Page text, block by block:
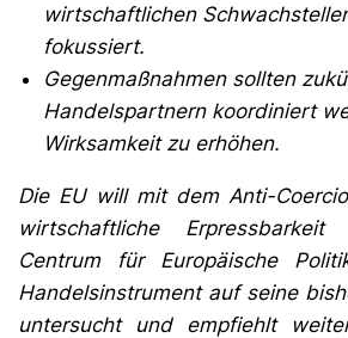
wirtschaftlichen
fokussiert.
Gegenmaßnahmen sollten
Handelspartnern koordiniert
Wirksamkeit zu erhöhen.
Die EU will mit dem Anti-
wirtschaftliche
Centrum für Europäische
Handelsinstrument auf seine
untersucht und empfiehlt